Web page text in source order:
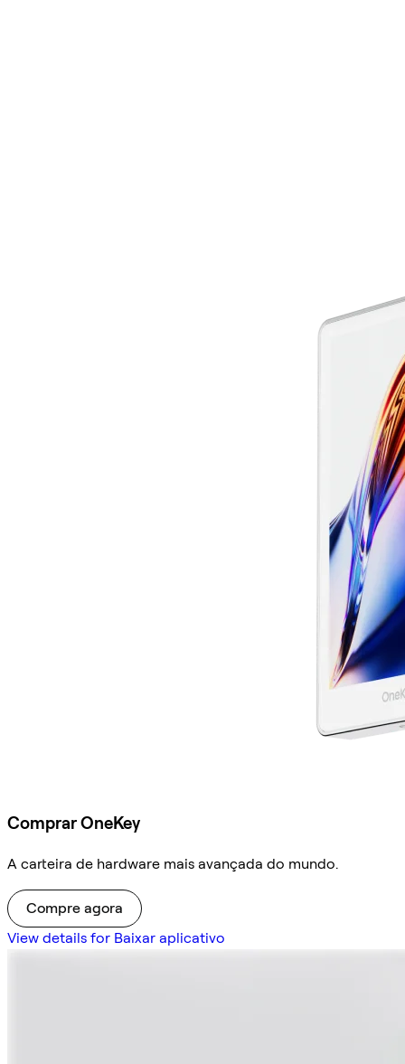
Comprar OneKey
A carteira de hardware mais avançada do mundo.
Compre agora
View details for Baixar aplicativo